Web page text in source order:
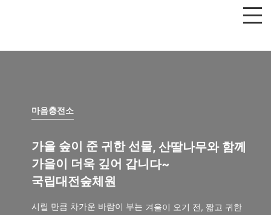
마음충전소
가을 숲이 준 귀한 선물, 산딸나무와 함께
가을이 더욱 깊어 갑니다~
국립대전숲체원
시릴 만큼 차가운 바람이 부는 겨울이 오기 전, 짧고 귀한